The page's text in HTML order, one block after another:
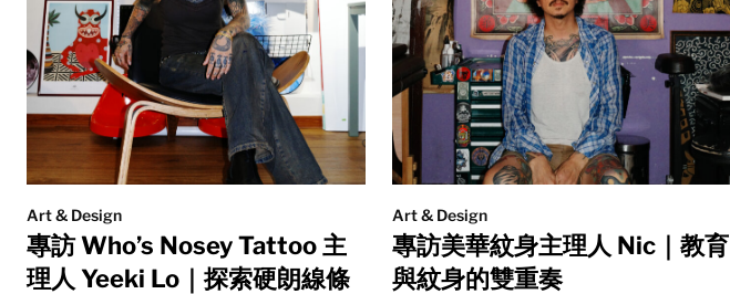
Art & Design
專訪 Who’s Nosey Tattoo 主
理人 Yeeki Lo｜探索硬朗線條
Art & Design
專訪美華紋身主理人 Nic｜教育
與紋身的雙重奏